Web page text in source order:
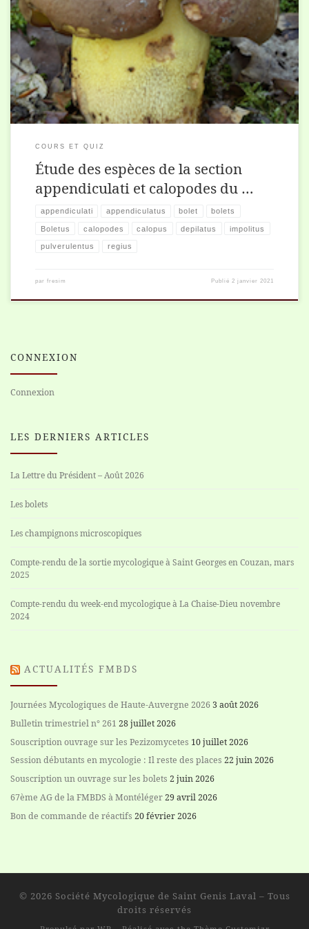
Views: 329
COURS ET QUIZ
Étude des espèces de la section
appendiculati et calopodes du …
appendiculati appendiculatus bolet bolets
Boletus calopodes calopus depilatus impolitus
pulverulentus regius
par fresim Publié2 janvier 2021
CONNEXION
Connexion
LES DERNIERS ARTICLES
La Lettre du Président – Août 2026
Les bolets
Les champignons microscopiques
Compte-rendu de la sortie mycologique à Saint Georges en Couzan, mars
2025
Compte-rendu du week-end mycologique à La Chaise-Dieu novembre
2024
ACTUALITÉS FMBDS
Journées Mycologiques de Haute-Auvergne 20263 août 2026
Bulletin trimestriel n° 261 28 juillet 2026
Souscription ouvrage sur les Pezizomycetes 10 juillet 2026
Session débutants en mycologie : Il reste des places 22 juin 2026
Souscription un ouvrage sur les bolets 2 juin 2026
67ème AG de la FMBDS à Montéléger29 avril 2026
Bon de commande de réactifs 20 février 2026
© 2026 Société Mycologique de Saint Genis Laval – Tous
droits réservés